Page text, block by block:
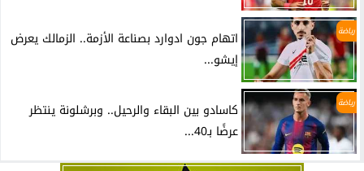
رياضة
اتهام جون ادوارد بصناعة الأزمة.. الزمالك يعرض
إيشو...
رياضة
كاسادو بين البقاء والرحيل.. وبرشلونة ينتظر
عرضًا بـ40...